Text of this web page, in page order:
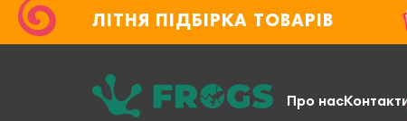
ЛІТНЯ ПІДБІРКА ТОВАРІВ
Про нас